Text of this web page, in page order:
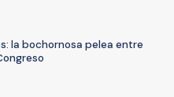
la bochornosa pelea entre